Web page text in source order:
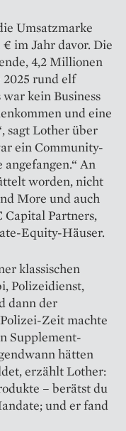
Umsatzmarke
im Jahr davor. Die
4,2 Millionen
rund elf
kein Business
und eine
sagt Lother über
ein Community-
An
worden, nicht
More und auch
Capital Partners,
Equity-Häuser.
klassischen
Polizeidienst,
dann der
Zeit machte
Supplement-
hätten
erzählt Lother:
– berätst du
und er fand